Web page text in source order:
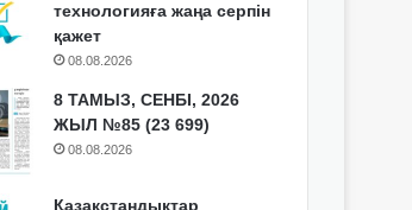
технологияға жаңа серпін
қажет
08.08.2026
8 ТАМЫЗ, СЕНБІ, 2026
ЖЫЛ №85 (23 699)
08.08.2026
Қазақстандықтар